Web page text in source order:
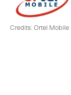
Credits: Ortel Mobile